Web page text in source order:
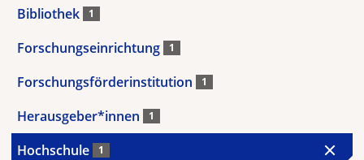
Bibliothek 1
Forschungseinrichtung 1
Forschungsförderinstitution 1
Herausgeber*innen 1
Hochschule 1